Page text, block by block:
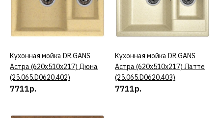
КУПИТЬ
ДОБАВИТЬ В ПОЖЕЛАНИЯ
Кухонная мойка DR.GANS
Адель (780х510х217)
КУПИТЬ
Кухонная мойка DR.GANS
Астра (620х510х217) Дюна
(25.065.D0620.402)
7711р.
КУПИТЬ
Кухонная мойка DR.GANS
Астра (620х510х217) Латте
(25.065.D0620.403)
7711р.